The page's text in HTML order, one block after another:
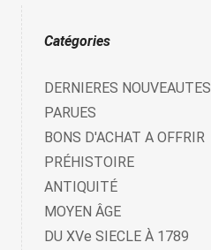
Catégories
DERNIERES NOUVEAUTES
PARUES
BONS D'ACHAT A OFFRIR
PRÉHISTOIRE
ANTIQUITÉ
MOYEN ÂGE
DU XVe SIECLE À 1789